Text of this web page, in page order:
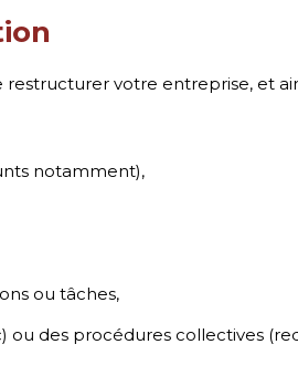
votre entreprise, et
notamment),
ou tâches,
des procédures collectives